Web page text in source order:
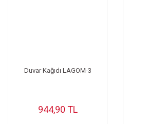
Duvar Kağıdı LAGOM-3
944,90 TL